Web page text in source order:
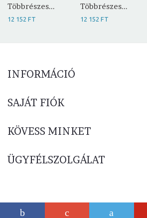
Többrészes...
12 152 FT
Többrészes...
12 152 FT
INFORMÁCIÓ
SAJÁT FIÓK
KÖVESS MINKET
ÜGYFÉLSZOLGÁLAT